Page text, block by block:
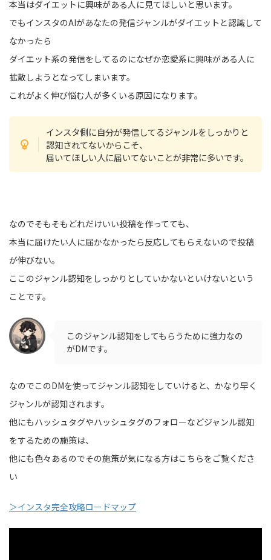
本当はダイエットに興味がある人に見てほしいと思います。
でもインスタのAIがあなたの発信ジャンルがダイエットと認識して
なかったら
ダイエット系の発信をしてるのになぜか恋愛系に興味がある人に
拡散しようとなってしまいます。
これがよく伸び悩む人が多くいる原因になります。
インスタ側に自分が発信してるジャンルをしっかりと
認知されてないからこそ、
届いてほしい人に届いてないことが非常に多いです。
なのでそもそもどれだけいい投稿を作ってても、
本当に届けたい人に届かなかったら反応してもらえないので投稿
が伸びない。
ここのジャンル認知をしっかりとしていかないといけないという
ことです。
このジャンル認知をしてもらうために強力なの
がDMです。
なのでこのDMを使ってジャンル認知をしていけると、かなり早く
ジャンルが認知されます。
他にもハッシュタグやハッシュタグのフォローなどジャンル認知
をするための施策は、
他にも色々あるのでその施策が気になる方はこちらをご覧くださ
い
＞インスタ完全攻略ロードマップ